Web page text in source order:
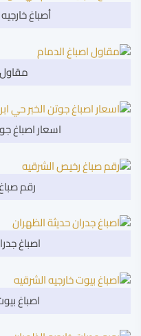
أصباغ
اسعار اصباغ
رقم
اصباغ
اصباغ